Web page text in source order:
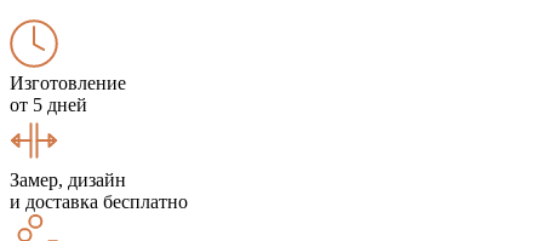
Изготовление
от 5 дней
Замер, дизайн
и доставка бесплатно